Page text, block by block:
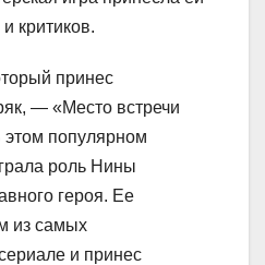
критиков.
принес
— «Место встречи
этом популярном
роль Нины
героя. Ее
из самых
и принес